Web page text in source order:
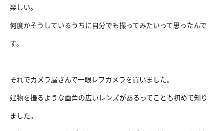
楽しい。
何度かそうしているうちに自分でも撮ってみたいって思ったんで
す。
それでカメラ屋さんで一眼レフカメラを買いました。
建物を撮るような画角の広いレンズがあるってことも初めて知り
ました。